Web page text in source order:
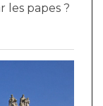
les papes ?